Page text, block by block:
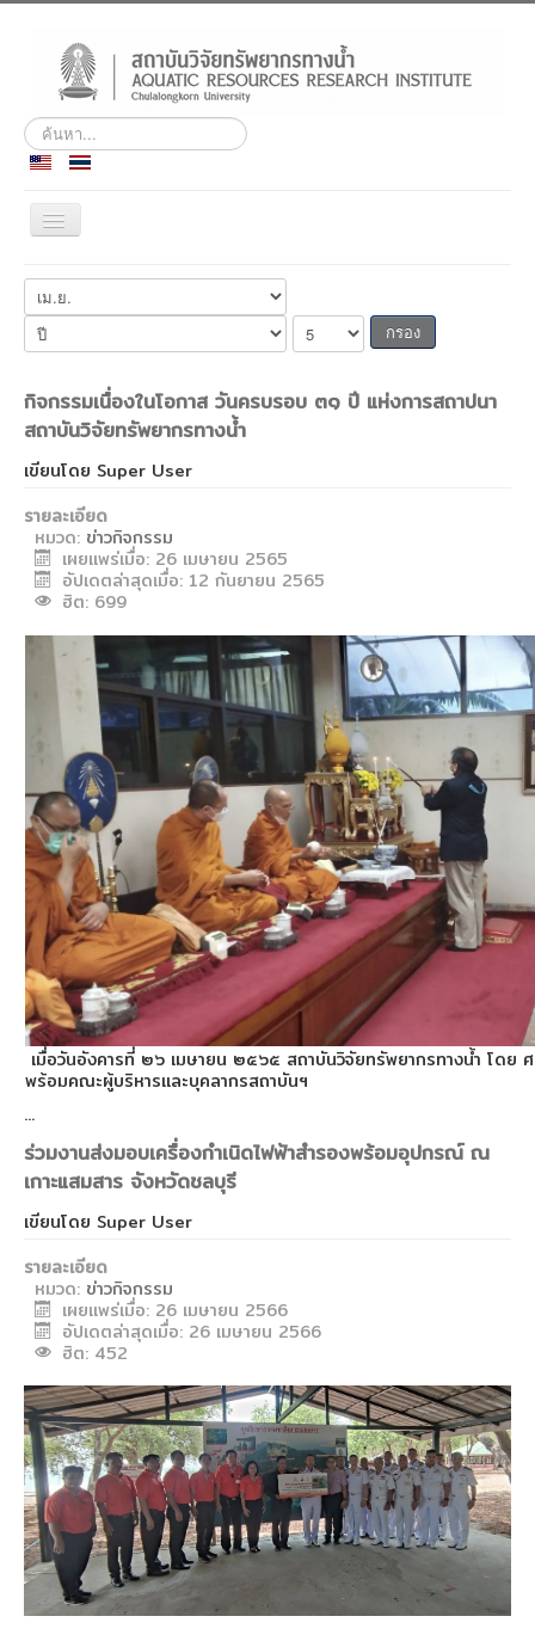
ค้นหา...
สลับ
เก
ชั่น
ประวัติ
พันธกิจ
บุคลากร
สถานีวิจัยฯ เกาะสีชัง
ศูนย์ฝึกอบรมและสัมมนา
ชลทัศนสถาน
ข่าวกิจกรรม
งานวิจัยขั้วโลก
CU Blue Seeds
จดหมายข่าว
ติดต่อสถาบัน
รายงานประจำปี
แบบฟอร์มดาวน์โหลด
วิชาการ
อัตราจัดเก็บเงินประเภทต่างๆ ของสถาบัน
กรอง
กิจกรรมเนื่องในโอกาส วันครบรอบ ๓๑ ปี แห่งการสถาปนา
สถาบันวิจัยทรัพยากรทางน้ำ
เขียนโดย Super User
รายละเอียด
หมวด: ข่าวกิจกรรม
เผยแพร่เมื่อ: 26 เมษายน 2565
อัปเดตล่าสุดเมื่อ: 12 กันยายน 2565
ฮิต: 699
เมื่อวันอังคารที่ ๒๖ เมษายน ๒๕๖๕ สถาบันวิจัยทรัพยากรทางน้ำ โดย
พร้อมคณะผู้บริหารและบุคลากรสถาบันฯ
...
ร่วมงานส่งมอบเครื่องกำเนิดไฟฟ้าสำรองพร้อมอุปกรณ์ ณ
เกาะแสมสาร จังหวัดชลบุรี
เขียนโดย Super User
รายละเอียด
หมวด: ข่าวกิจกรรม
เผยแพร่เมื่อ: 26 เมษายน 2566
อัปเดตล่าสุดเมื่อ: 26 เมษายน 2566
ฮิต: 452